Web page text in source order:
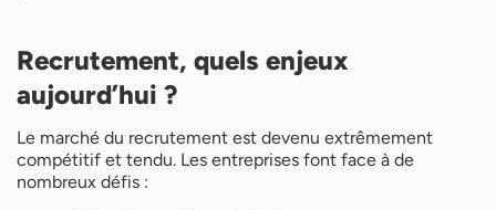
Recrutement, quels enjeux
aujourd’hui ?
Le marché du recrutement est devenu extrêmement
compétitif et tendu. Les entreprises font face à de
nombreux défis :